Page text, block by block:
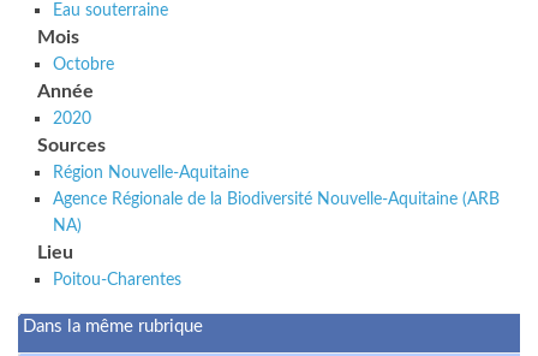
Eau souterraine
Mois
Octobre
Année
2020
Sources
Région Nouvelle-Aquitaine
Agence Régionale de la Biodiversité Nouvelle-Aquitaine (ARB
NA)
Lieu
Poitou-Charentes
Dans la même rubrique